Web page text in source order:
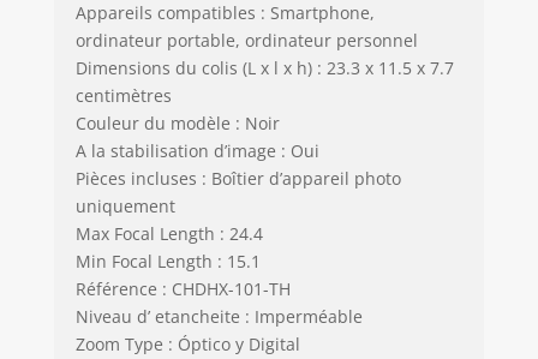
Appareils compatibles : Smartphone,
ordinateur portable, ordinateur personnel
Dimensions du colis (L x l x h) : 23.3 x 11.5 x 7.7
centimètres
Couleur du modèle : Noir
A la stabilisation d’image : Oui
Pièces incluses : Boîtier d’appareil photo
uniquement
Max Focal Length : 24.4
Min Focal Length : 15.1
Référence : CHDHX-101-TH
Niveau d’ etancheite : Imperméable
Zoom Type : Óptico y Digital